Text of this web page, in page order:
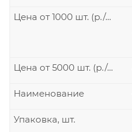
Цена от 1000 шт. (р./шт.)
Цена от 5000 шт. (р./шт.)
Наименование
Упаковка, шт.